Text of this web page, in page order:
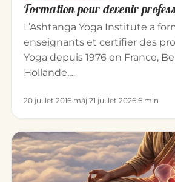
Formation pour devenir
L’Ashtanga Yoga Institute a
enseignants et certifier des
Yoga depuis 1976 en France,
Hollande,…
20 juillet 2016·màj 21 juillet 2026·6 min